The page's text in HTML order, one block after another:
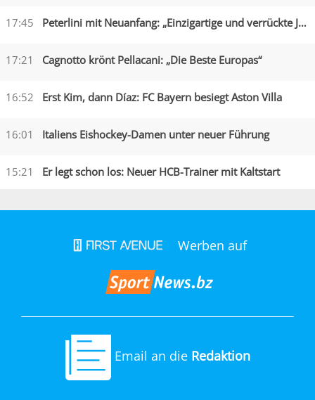
17:45 Peterlini mit Neuanfang: „Einzigartige und verrückte Jahre“
17:21 Cagnotto krönt Pellacani: „Die Beste Europas“
16:52 Erst Kim, dann Díaz: FC Bayern besiegt Aston Villa
16:01 Italiens Eishockey-Damen unter neuer Führung
15:21 Er legt schon los: Neuer HCB-Trainer mit Kaltstart
Werben auf
Email an die Redaktion